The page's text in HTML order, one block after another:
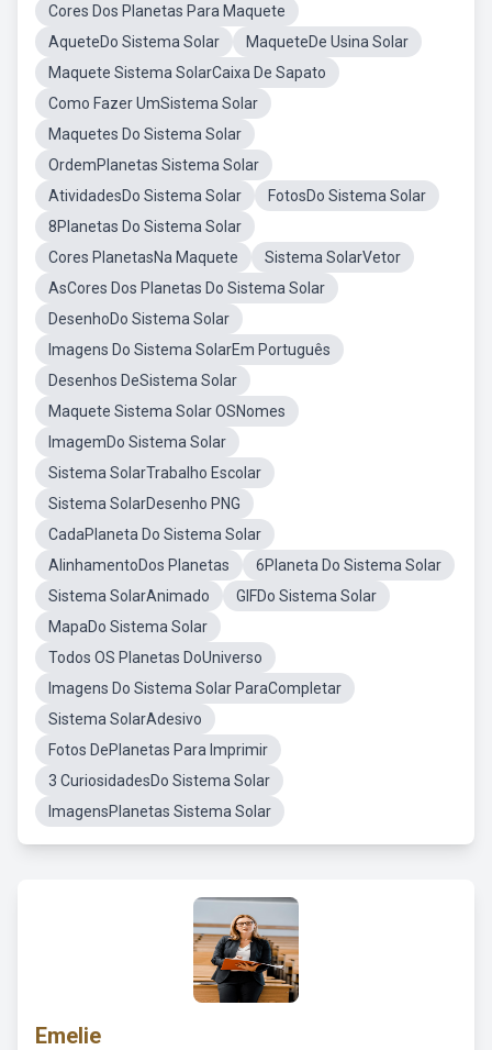
Cores Dos Planetas Para Maquete
AqueteDo Sistema Solar
MaqueteDe Usina Solar
Maquete Sistema SolarCaixa De Sapato
Como Fazer UmSistema Solar
Maquetes Do Sistema Solar
OrdemPlanetas Sistema Solar
AtividadesDo Sistema Solar
FotosDo Sistema Solar
8Planetas Do Sistema Solar
Cores PlanetasNa Maquete
Sistema SolarVetor
AsCores Dos Planetas Do Sistema Solar
DesenhoDo Sistema Solar
Imagens Do Sistema SolarEm Português
Desenhos DeSistema Solar
Maquete Sistema Solar OSNomes
ImagemDo Sistema Solar
Sistema SolarTrabalho Escolar
Sistema SolarDesenho PNG
CadaPlaneta Do Sistema Solar
AlinhamentoDos Planetas
6Planeta Do Sistema Solar
Sistema SolarAnimado
GIFDo Sistema Solar
MapaDo Sistema Solar
Todos OS Planetas DoUniverso
Imagens Do Sistema Solar ParaCompletar
Sistema SolarAdesivo
Fotos DePlanetas Para Imprimir
3 CuriosidadesDo Sistema Solar
ImagensPlanetas Sistema Solar
Emelie